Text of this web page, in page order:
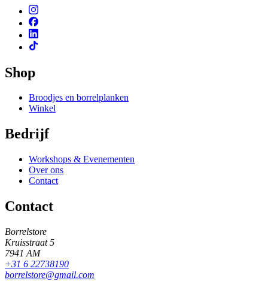
Shop
Broodjes en borrelplanken
Winkel
Bedrijf
Workshops & Evenementen
Over ons
Contact
Contact
Borrelstore
Kruisstraat 5
7941 AM
+31 6 22738190
borrelstore@gmail.com